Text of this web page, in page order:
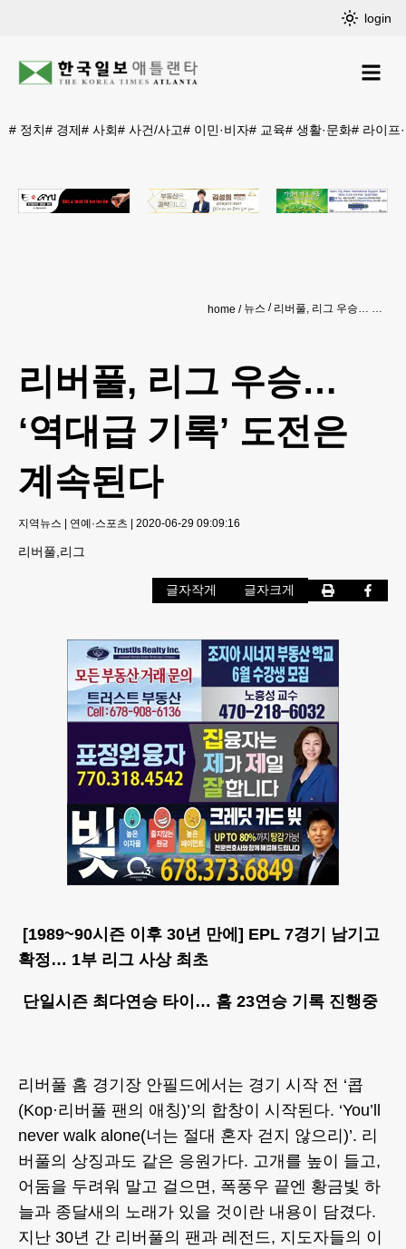
login
# 정치# 경제# 사회# 사건/사고# 이민·비자# 교육# 생활·문화# 라이프
home 뉴스 리버풀, 리그 우승… ‘역대급 기록’ 도전은 계속된다
리버풀, 리그 우승…
‘역대급 기록’ 도전은
계속된다
지역뉴스 | 연예·스포츠 | 2020-06-29 09:09:16
리버풀,리그
글자작게 글자크게
[1989~90시즌 이후 30년 만에] EPL 7경기 남기고
확정… 1부 리그 사상 최초
단일시즌 최다연승 타이… 홈 23연승 기록 진행중
리버풀 홈 경기장 안필드에서는 경기 시작 전 ‘콥
(Kop·리버풀 팬의 애칭)’의 합창이 시작된다. ‘You’ll
never walk alone(너는 절대 혼자 걷지 않으리)’. 리
버풀의 상징과도 같은 응원가다. 고개를 높이 들고,
어둠을 두려워 말고 걸으면, 폭풍우 끝엔 황금빛 하
늘과 종달새의 노래가 있을 것이란 내용이 담겼다.
지난 30년 간 리버풀의 팬과 레전드, 지도자들의 이